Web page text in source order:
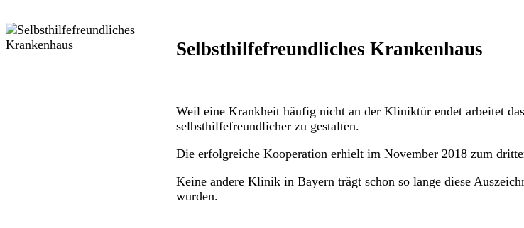
Selbsthilfefreundliches Krankenhaus
Weil eine Krankheit häufig nicht an der Kliniktür endet arbeitet das
selbsthilfefreundlicher zu gestalten.
Die erfolgreiche Kooperation erhielt im November 2018 zum
Keine andere Klinik in Bayern trägt schon so lange diese
wurden.